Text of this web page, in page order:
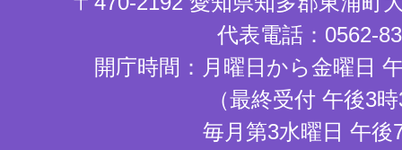
代表電話：0562-
開庁時間：月曜日から金曜日
（最終受付 午後3
毎月第3水曜日 午後